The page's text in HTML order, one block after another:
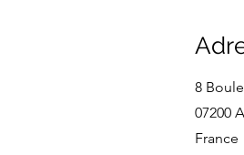
8
07200
France